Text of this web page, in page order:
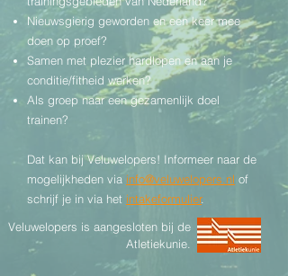
Nieuwsgierig geworden en een keer mee
doen op proef?
Samen met plezier hardlopen en aan je
conditie/fitheid werken?
Als groep naar een gezamenlijk doel
trainen?
Dat kan bij Veluwelopers! Informeer naar de
mogelijkheden via info@veluwelopers.nl of
schrijf je in via het intakeformulier.
Veluwelopers is aangesloten bij de
Atletiekunie.